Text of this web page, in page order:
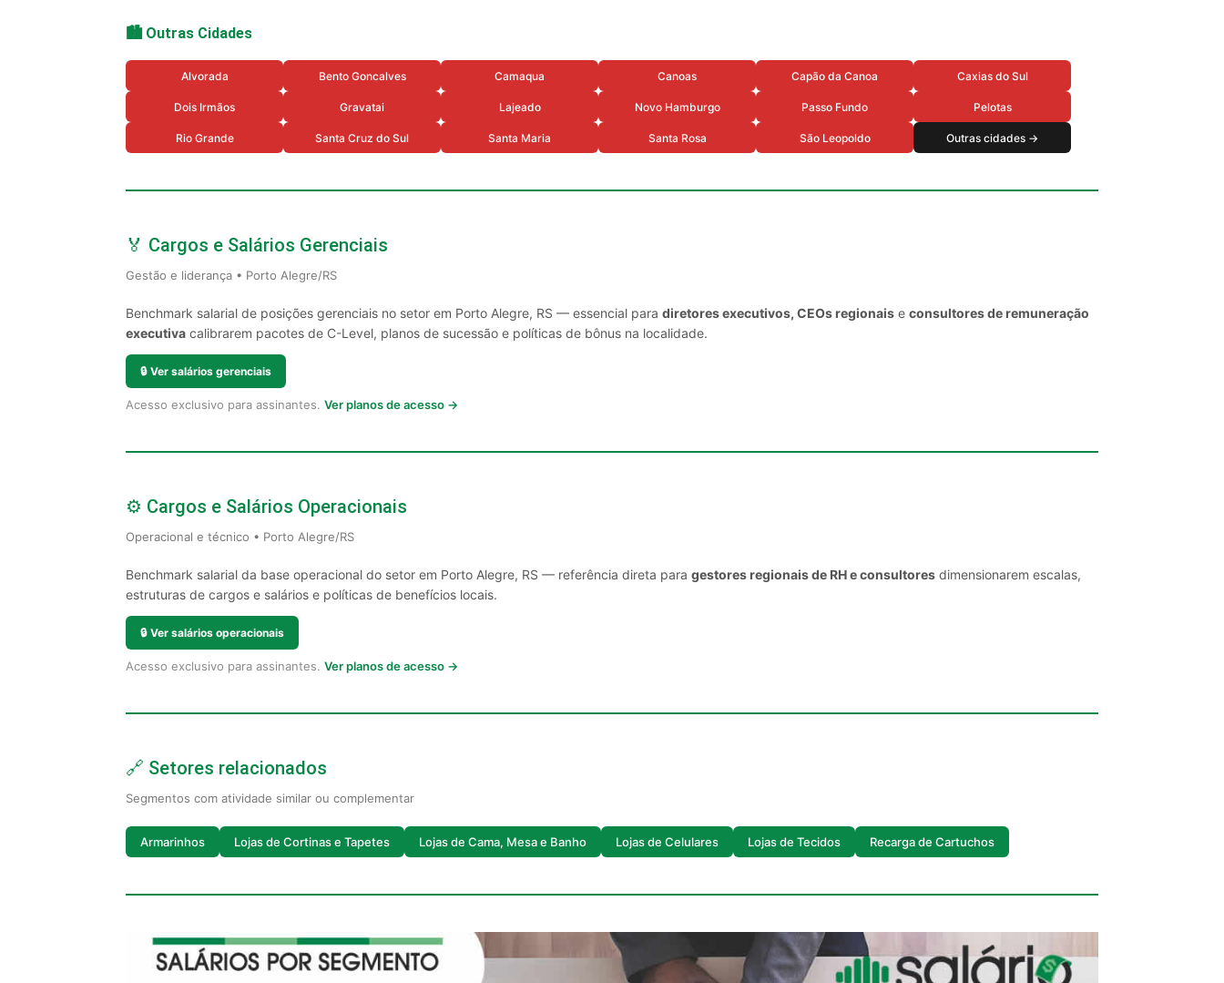
🏙️ Outras Cidades
Alvorada Bento Goncalves Camaqua Canoas Capão da Canoa Caxias do Sul
Dois Irmãos Gravatai Lajeado Novo Hamburgo Passo Fundo Pelotas
Rio Grande Santa Cruz do Sul Santa Maria Santa Rosa São Leopoldo Outras cidades →
🏅 Cargos e Salários Gerenciais
Gestão e liderança • Porto Alegre/RS
Benchmark salarial de posições gerenciais no setor em Porto Alegre, RS — essencial para diretores executivos, CEOs regionais e consultores de remuneração
executiva calibrarem pacotes de C-Level, planos de sucessão e políticas de bônus na localidade.
🔒 Ver salários gerenciais
Acesso exclusivo para assinantes. Ver planos de acesso →
⚙️ Cargos e Salários Operacionais
Operacional e técnico • Porto Alegre/RS
Benchmark salarial da base operacional do setor em Porto Alegre, RS — referência direta para gestores regionais de RH e consultores dimensionarem escalas,
estruturas de cargos e salários e políticas de benefícios locais.
🔒 Ver salários operacionais
Acesso exclusivo para assinantes. Ver planos de acesso →
🔗 Setores relacionados
Segmentos com atividade similar ou complementar
Armarinhos Lojas de Cortinas e Tapetes Lojas de Cama, Mesa e Banho Lojas de Celulares Lojas de Tecidos Recarga de Cartuchos